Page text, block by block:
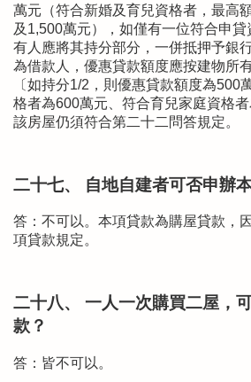
萬元（符合新婚及育兒資格者，最高
及1,500萬元），如僅有一位符合申
有人應將其持分部分，一併抵押予銀
為借款人，優惠貸款額度應按建物所
〔如持分1/2，則優惠貸款額度為500
格者為600萬元、符合育兒家庭資格
該房屋仍須符合第二十二問答規定。
二十七、 自地自建者可否申辦
答：不可以。本項貸款為購屋貸款，
項貸款規定。
二十八、 一人一次購買二屋，
款？
答：皆不可以。